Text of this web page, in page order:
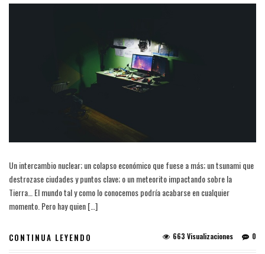
Un intercambio nuclear; un colapso económico que fuese a más; un tsunami que
destrozase ciudades y puntos clave; o un meteorito impactando sobre la
Tierra… El mundo tal y como lo conocemos podría acabarse en cualquier
momento. Pero hay quien […]
CONTINUA LEYENDO 0
663 Visualizaciones